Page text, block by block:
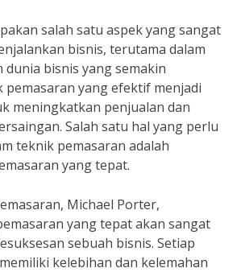
salah satu aspek yang sangat
bisnis, terutama dalam
dunia bisnis yang semakin
yang efektif menjadi
meningkatkan penjualan dan
Salah satu hal yang perlu
teknik pemasaran adalah
yang tepat.
Michael Porter,
yang tepat akan sangat
sebuah bisnis. Setiap
kelebihan dan kelemahan